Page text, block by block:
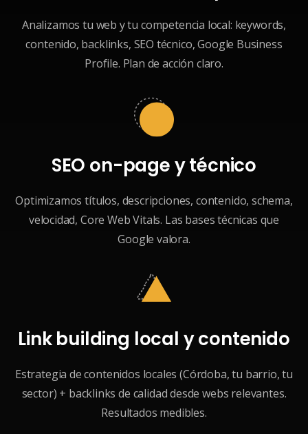
Analizamos tu web y tu competencia local: keywords,
contenido, backlinks, SEO técnico, Google Business
Profile. Plan de acción claro.
SEO on-page y técnico
Optimizamos títulos, descripciones, contenido, schema,
velocidad, Core Web Vitals. Las bases técnicas que
Google valora.
Link building local y contenido
Estrategia de contenidos locales (Córdoba, tu barrio, tu
sector) + backlinks de calidad desde webs relevantes.
Resultados medibles.